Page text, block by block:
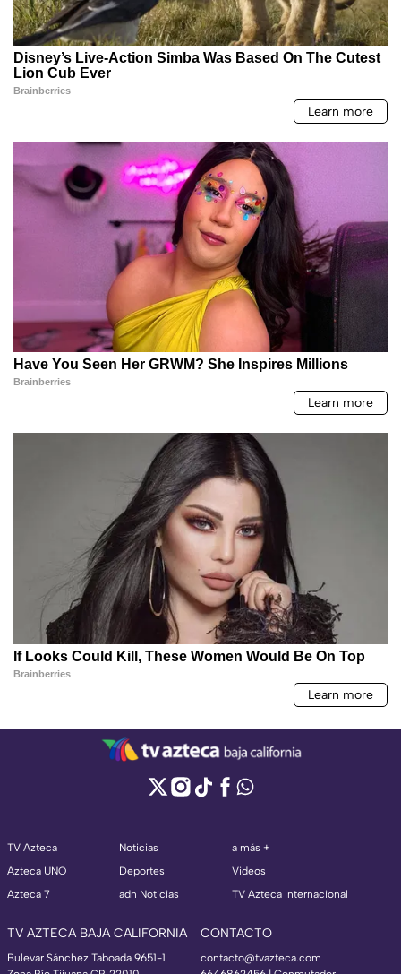
TV Azteca
Azteca UNO
Azteca 7
Noticias
Deportes
adn Noticias
a más +
Videos
TV Azteca Internacional
TV AZTECA BAJA CALIFORNIA
Bulevar Sánchez Taboada 9651-1
CONTACTO
contacto@tvazteca.com